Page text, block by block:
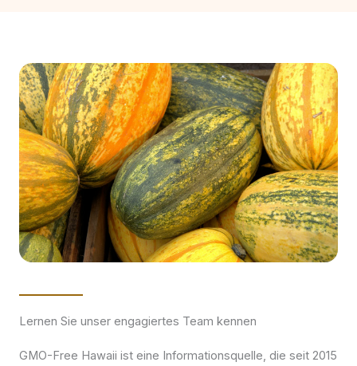
Lernen Sie unser engagiertes Team kennen
GMO-Free Hawaii ist eine Informationsquelle, die seit 2015